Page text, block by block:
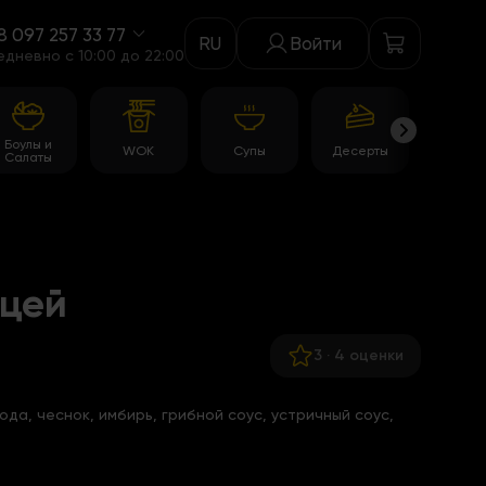
097 257 33 77
c 10:00 до 22:00
RU Войти
Боулы и
Салаты
WOK Супы Десерты
3 · 4 оценки
чеснок, имбирь, грибной соус, устричный соус,